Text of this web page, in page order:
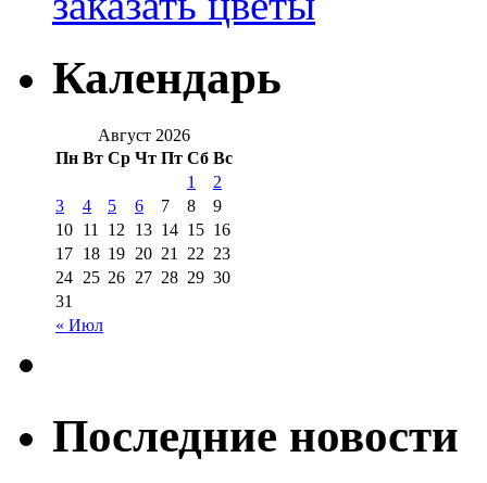
Календарь
Август 2026
Пн Вт Ср Чт Пт Сб Вс
« Июл
1
2
3
4 5 6 7 8
9
10 11 12 13 14 15 16
17 18 19 20 21 22 23
24 25 26 27 28 29 30
31
Последние новости